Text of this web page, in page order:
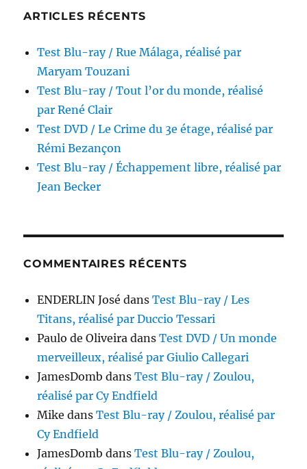
ARTICLES RÉCENTS
Test Blu-ray / Rue Málaga, réalisé par
Maryam Touzani
Test Blu-ray / Tout l’or du monde, réalisé
par René Clair
Test DVD / Le Crime du 3e étage, réalisé par
Rémi Bezançon
Test Blu-ray / Échappement libre, réalisé par
Jean Becker
COMMENTAIRES RÉCENTS
ENDERLIN José dansTest Blu-ray / Les
Titans, réalisé par Duccio Tessari
Paulo de Oliveira dansTest DVD / Un monde
merveilleux, réalisé par Giulio Callegari
JamesDomb dansTest Blu-ray / Zoulou,
réalisé par Cy Endfield
Mike dansTest Blu-ray / Zoulou, réalisé par
Cy Endfield
JamesDomb dansTest Blu-ray / Zoulou,